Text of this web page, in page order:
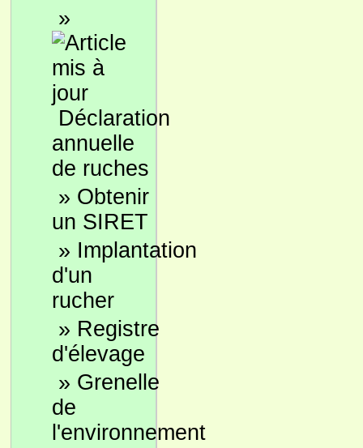
»
Déclaration
annuelle
de ruches
» Obtenir
un SIRET
» Implantation
d'un
rucher
» Registre
d'élevage
» Grenelle
de
l'environnement